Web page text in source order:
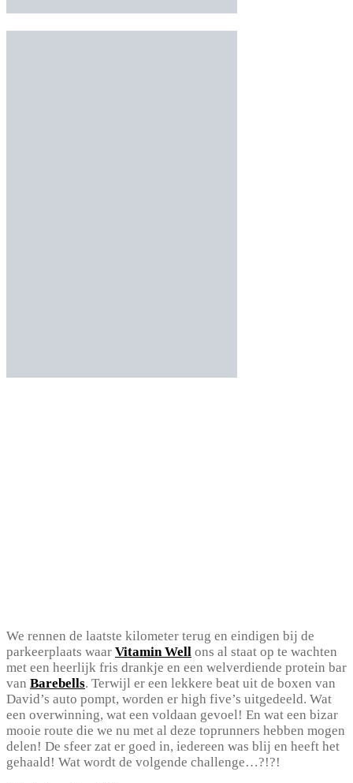
We rennen de laatste kilometer terug en eindigen bij de
parkeerplaats waar Vitamin Well ons al staat op te wachten
met een heerlijk fris drankje en een welverdiende protein bar
van Barebells. Terwijl er een lekkere beat uit de boxen van
David’s auto pompt, worden er high five’s uitgedeeld. Wat
een overwinning, wat een voldaan gevoel! En wat een bizar
mooie route die we nu met al deze toprunners hebben mogen
delen! De sfeer zat er goed in, iedereen was blij en heeft het
gehaald! Wat wordt de volgende challenge…?!?!